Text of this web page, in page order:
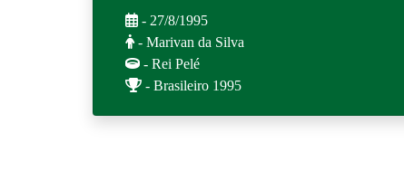
- 27/8/1995
- Marivan da Silva
- Rei Pelé
- Brasileiro 1995